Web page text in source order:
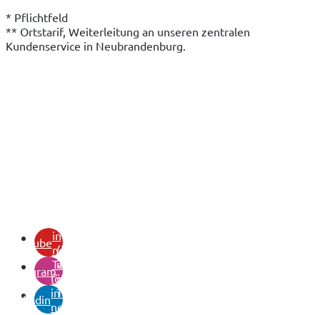
* Pflichtfeld
** Ortstarif, Weiterleitung an unseren zentralen
Kundenservice in Neubrandenburg.
youtubein
neuem
Tab)
instagram
(öffnet
in
neuem
Tab)
linkedin
(öffnet
in
neuem